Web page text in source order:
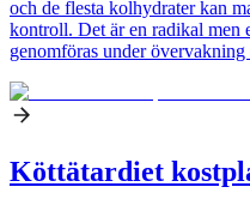
och de flesta kolhydrater kan
kontroll. Det är en radikal men
genomföras under
Köttätardiet